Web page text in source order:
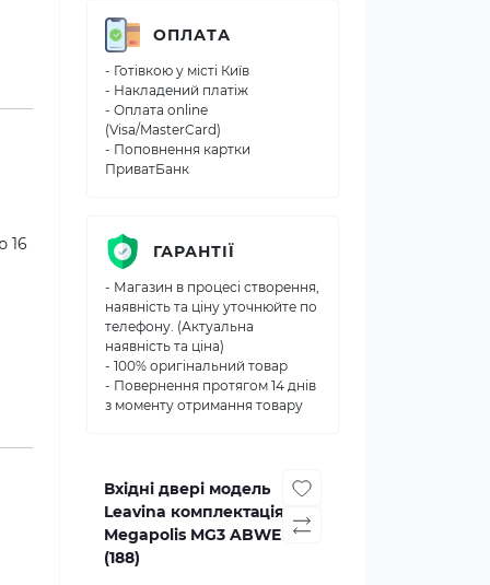
16
ОПЛАТА
- Готівкою у місті Київ
- Накладений платіж
- Оплата online
(Visa/MasterCard)
- Поповнення картки
ПриватБанк
ГАРАНТІЇ
- Магазин в процесі створення,
наявність та ціну уточнюйте по
телефону. (Актуальна
наявність та ціна)
- 100% оригінальний товар
- Повернення протягом 14 днів
з моменту отримання товару
Вхідні двері модель
Leavina комплектація
Megapolis MG3 ABWEHR
(188)